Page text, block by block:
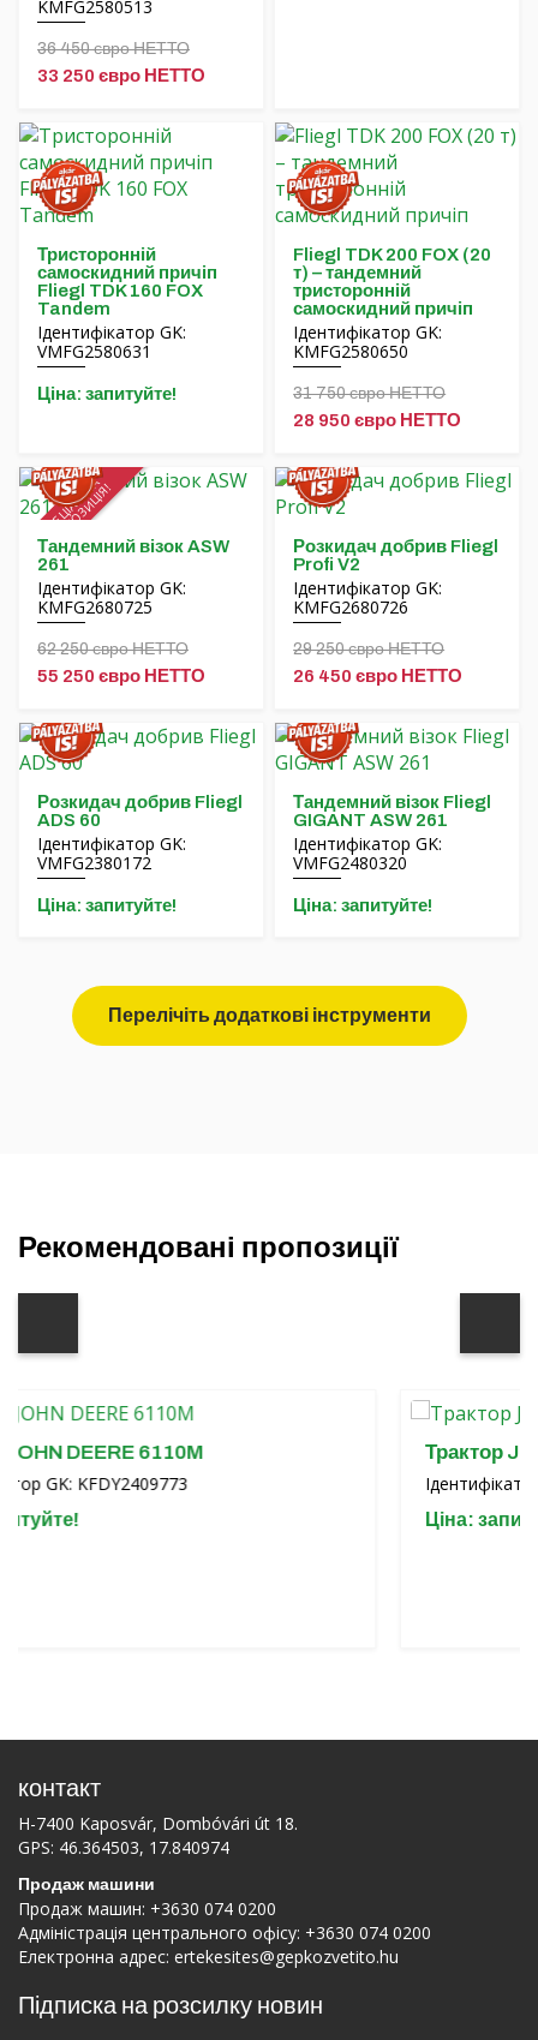
KMFG2580513
36 450 євро НЕТТО
33 250 євро НЕТТО
Тристоронній
самоскидний причіп
Fliegl TDK 160 FOX
Tandem
Ідентифікатор GK:
VMFG2580631
Ціна: запитуйте!
Fliegl TDK 200 FOX (20
т) – тандемний
тристоронній
самоскидний причіп
Ідентифікатор GK:
KMFG2580650
31 750 євро НЕТТО
28 950 євро НЕТТО
СПЕЦІАЛЬНА
ПРОПОЗИЦІЯ!
Тандемний візок ASW
261
Ідентифікатор GK:
KMFG2680725
62 250 євро НЕТТО
55 250 євро НЕТТО
Розкидач добрив Fliegl
Profi V2
Ідентифікатор GK:
KMFG2680726
29 250 євро НЕТТО
26 450 євро НЕТТО
Розкидач добрив Fliegl
ADS 60
Ідентифікатор GK:
VMFG2380172
Ціна: запитуйте!
Тандемний візок Fliegl
GIGANT ASW 261
Ідентифікатор GK:
VMFG2480320
Ціна: запитуйте!
Перелічіть додаткові інструменти
Рекомендовані пропозиції
6110M
Трактор JOHN
Ідентифікатор GK:
Ціна: запитуйте!
контакт
H-7400 Kaposvár, Dombóvári út 18.
GPS: 46.364503, 17.840974
Продаж машини
Продаж машин: +3630 074 0200
Адміністрація центрального офісу: +3630 074 0200
Електронна адрес: ertekesites@gepkozvetito.hu
Підписка на розсилку новин